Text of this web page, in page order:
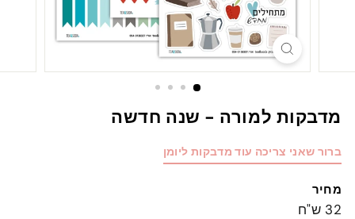
מדבקות למורה - שנה חדשה
ברור שאני צריכה עוד מדבקות ליומן
מחיר
מחיר
32 ש"ח